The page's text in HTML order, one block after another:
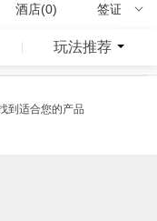
酒店(0) 签证(0)
玩法推荐
到适合您的产品